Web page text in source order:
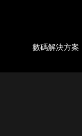
數碼解決方案